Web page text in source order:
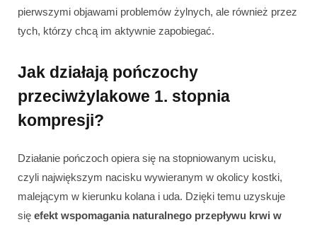
pierwszymi objawami problemów żylnych, ale również przez
tych, którzy chcą im aktywnie zapobiegać.
Jak działają pończochy
przeciwżylakowe 1. stopnia
kompresji?
Działanie pończoch opiera się na stopniowanym ucisku,
czyli największym nacisku wywieranym w okolicy kostki,
malejącym w kierunku kolana i uda. Dzięki temu uzyskuje
się efekt wspomagania naturalnego przepływu krwi w